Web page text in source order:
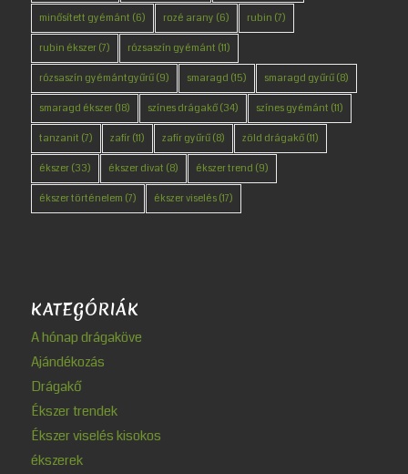
minősített gyémánt (6) rozé arany (6) rubin (7)
rubin ékszer(7) rózsaszín gyémánt (11)
rózsaszín gyémántgyűrű(9) smaragd (15) smaragd gyűrű(8)
smaragd ékszer(18) színes drágakő(34) színes gyémánt (11)
tanzanit (7) zafír(11) zafír gyűrű(8) zöld drágakő(11)
ékszer(33) ékszer divat (8) ékszer trend (9)
ékszer történelem (7) ékszer viselés(17)
KATEGÓRIÁK
A hónap drágaköve
Ajándékozás
Drágakő
Ékszer trendek
Ékszer viselés kisokos
ékszerek